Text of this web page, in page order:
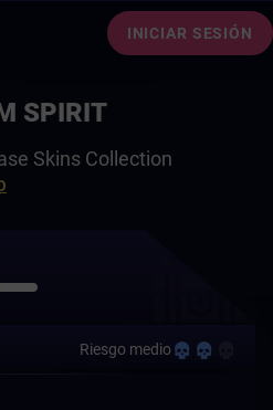
INICIAR SESIÓN
SPIRIT
Skins Collection
Riesgo medio